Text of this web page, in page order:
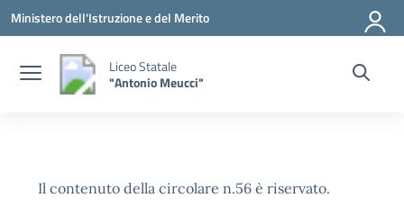
Vai ai contenuti
Vai al menu di navigazione
Vai al footer
Ministero dell'Istruzione e del Merito
Liceo Statale
"Antonio Meucci"
Il contenuto della circolare n.56 è riservato.